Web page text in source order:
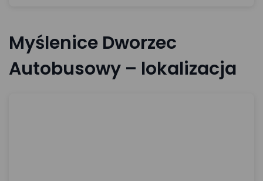
Myślenice Dworzec
Autobusowy – lokalizacja